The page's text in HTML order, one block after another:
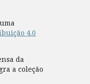
4.0
da
a coleção